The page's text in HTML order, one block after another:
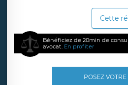
Cette
Bénéficiez de 20min de
avocat. En profiter
POSEZ